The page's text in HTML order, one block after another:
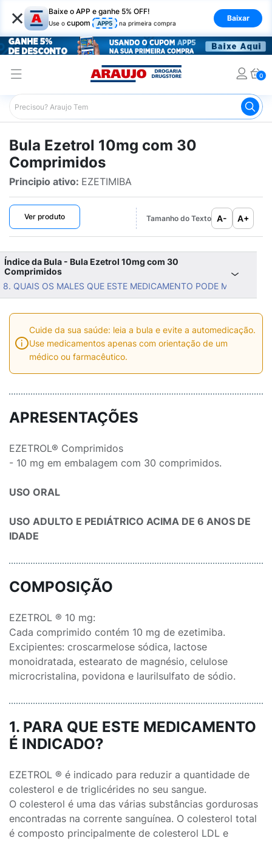
× Baixe o APP e ganhe 5% OFF!
Use o cupom APP5 na primeira compra
Baixar
0
Araujo Bulário Araujo Ezetrol 10mg com 30
Bula Ezetrol 10mg com 30
Comprimidos
Principio ativo: EZETIMIBA
Ver produto Tamanho do Texto A- A+
Índice da Bula - Bula Ezetrol 10mg com 30
Comprimidos
8. QUAIS OS MALES QUE ESTE MEDICAMENTO PODE ME
Cuide da sua saúde: leia a bula e evite a automedicação.
Use medicamentos apenas com orientação de um
médico ou farmacêutico.
APRESENTAÇÕES
EZETROL® Comprimidos
- 10 mg em embalagem com 30 comprimidos.
USO ORAL
USO ADULTO E PEDIÁTRICO ACIMA DE 6 ANOS DE
IDADE
COMPOSIÇÃO
EZETROL ® 10 mg:
Cada comprimido contém 10 mg de ezetimiba.
Excipientes: croscarmelose sódica, lactose
monoidratada, estearato de magnésio, celulose
microcristalina, povidona e laurilsulfato de sódio.
1. PARA QUE ESTE MEDICAMENTO
É INDICADO?
EZETROL ® é indicado para reduzir a quantidade de
colesterol e de triglicérides no seu sangue.
O colesterol é uma das várias substâncias gordurosas
encontradas na corrente sanguínea. O colesterol total
é composto principalmente de colesterol LDL e